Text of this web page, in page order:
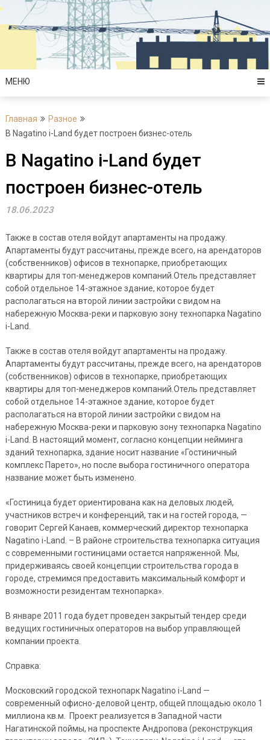
Перейти
содержимому
МЕНЮ
Главная
Разное
В Nagatino i-Land будет построен бизнес-отель
В Nagatino i-Land будет
построен бизнес-отель
18.06.2023
Также в состав отеля войдут апартаменты на продажу.
Апартаменты будут рассчитаны, прежде всего, на арендаторов
(собственников) офисов в технопарке, приобретающих
квартиры для топ-менеджеров компаний.Отель представляет
собой отдельное 14-этажное здание, которое будет
располагаться на второй линии застройки с видом на
набережную Москва-реки и парковую зону технопарка Nagatino
i-Land.
Также в состав отеля войдут апартаменты на продажу.
Апартаменты будут рассчитаны, прежде всего, на арендаторов
(собственников) офисов в технопарке, приобретающих
квартиры для топ-менеджеров компаний.Отель представляет
собой отдельное 14-этажное здание, которое будет
располагаться на второй линии застройки с видом на
набережную Москва-реки и парковую зону технопарка Nagatino
i-Land. В настоящий момент, согласно концепции нейминга
зданий технопарка, здание носит название «Гостиничный
комплекс Парето», но после выбора гостиничного оператора
название может быть изменено.
«Гостиница будет ориентирована как на деловых людей,
участников встреч и конференций, так и на гостей города, —
говорит Сергей Канаев, коммерческий директор технопарка
Nagatino i-Land. – В районе строительства технопарка ситуация
с современными гостиницами остается напряженной. Мы,
придерживаясь своей концепции строительства города в
городе, стремимся предоставить максимальный комфорт и
возможности резидентам технопарка».
В январе 2011 года будет проведен закрытый тендер среди
ведущих гостиничных операторов на выбор управляющей
компании проекта.
Справка:
Московский городской технопарк Nagatino i-Land —
современный офисно-деловой центр, общей площадью около 1
миллиона кв.м. Проект реализуется в Западной части
Нагатинской поймы, на проспекте Андропова (реконструкция